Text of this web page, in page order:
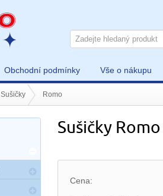
Obchodní podmínky Vše o nákupu
Sušičky Romo
Sušičky Romo
Cena: